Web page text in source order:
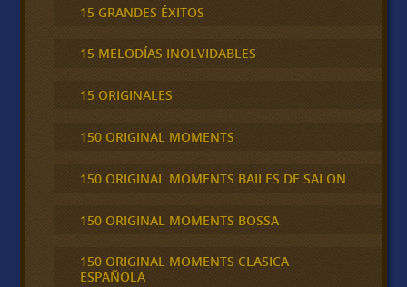
15 GRANDES ÉXITOS
15 MELODÍAS INOLVIDABLES
15 ORIGINALES
150 ORIGINAL MOMENTS
150 ORIGINAL MOMENTS BAILES DE SALON
150 ORIGINAL MOMENTS BOSSA
150 ORIGINAL MOMENTS CLASICA
ESPAÑOLA